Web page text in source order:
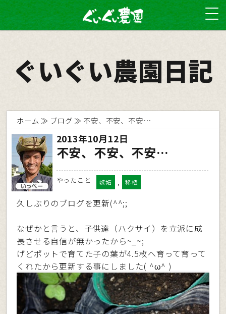
ぐいぐい農園日記
ホーム ブログ 不安、不安、不安…
2013年10月12日
不安、不安、不安…
やったこと 嫉妬 , 移植
久しぶりのブログを更新(^^;;
なぜかと言うと、子供達（ハクサイ）を立派に成
長させる自信が無かったから~_~;
げどポットで育てた子の葉が4.5枚へ育って育って
くれたから更新する事にしました( ^ω^ )